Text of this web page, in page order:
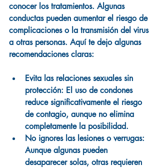
conocer los tratamientos. Algunas
conductas pueden aumentar el riesgo de
complicaciones o la transmisión del virus
a otras personas. Aquí te dejo algunas
recomendaciones claras:
Evita las relaciones sexuales sin
protección: El uso de condones
reduce significativamente el riesgo
de contagio, aunque no elimina
completamente la posibilidad.
No ignores las lesiones o verrugas:
Aunque algunas pueden
desaparecer solas, otras requieren